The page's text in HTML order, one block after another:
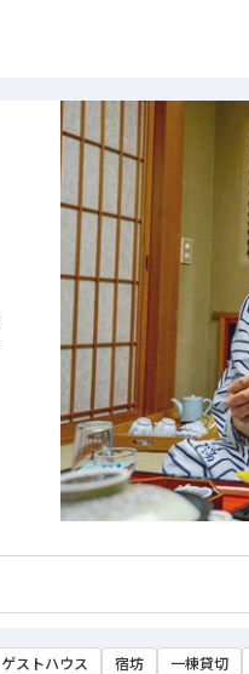
ゲストハウス 宿坊 一棟貸切